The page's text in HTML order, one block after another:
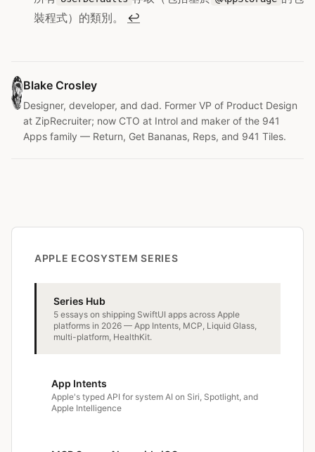
裝程式）的類別。 ↩
Blake Crosley
Designer, developer, and dad. Former VP of Product Design
at ZipRecruiter; now CTO at Introl and maker of the 941
Apps family — Return, Get Bananas, Reps, and 941 Tiles.
APPLE ECOSYSTEM SERIES
Series Hub
5 essays on shipping SwiftUI apps across Apple
platforms in 2026 — App Intents, MCP, Liquid Glass,
multi-platform, HealthKit.
App Intents
Apple's typed API for system AI on Siri, Spotlight, and
Apple Intelligence